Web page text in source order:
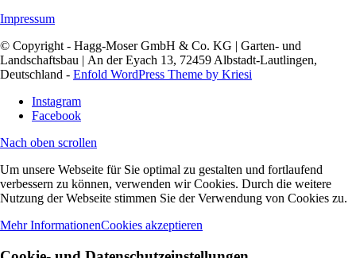
Impressum
© Copyright - Hagg-Moser GmbH & Co. KG | Garten- und
Landschaftsbau | An der Eyach 13, 72459 Albstadt-Lautlingen,
Deutschland - Enfold WordPress Theme by Kriesi
Instagram
Facebook
Nach oben scrollen
Um unsere Webseite für Sie optimal zu gestalten und fortlaufend
verbessern zu können, verwenden wir Cookies. Durch die weitere
Nutzung der Webseite stimmen Sie der Verwendung von Cookies zu.
Mehr InformationenCookies akzeptieren